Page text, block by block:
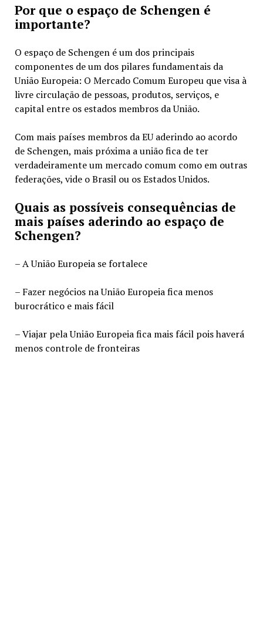
Por que o espaço de Schengen é
importante?
O espaço de Schengen é um dos principais
componentes de um dos pilares fundamentais da
União Europeia: O Mercado Comum Europeu que visa à
livre circulação de pessoas, produtos, serviços, e
capital entre os estados membros da União.
Com mais países membros da EU aderindo ao acordo
de Schengen, mais próxima a união fica de ter
verdadeiramente um mercado comum como em outras
federações, vide o Brasil ou os Estados Unidos.
Quais as possíveis consequências de
mais países aderindo ao espaço de
Schengen?
– A União Europeia se fortalece
– Fazer negócios na União Europeia fica menos
burocrático e mais fácil
– Viajar pela União Europeia fica mais fácil pois haverá
menos controle de fronteiras